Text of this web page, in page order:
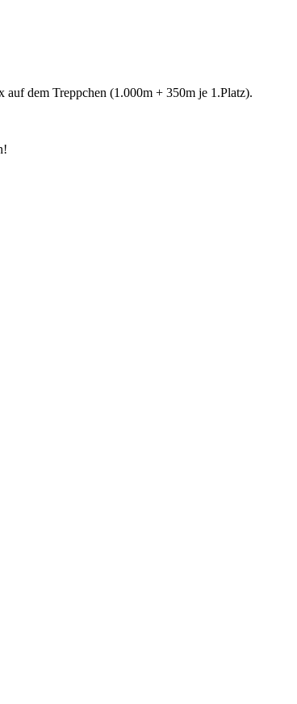
dem Treppchen (1.000m + 350m je 1.Platz).